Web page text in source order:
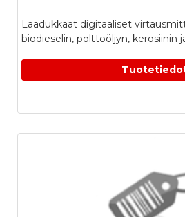
Laadukkaat digitaaliset
biodieselin, polttoöljyn, kerosiinin